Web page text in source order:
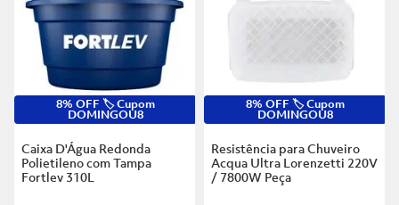
8% OFF 🏷️ Cupom
DOMINGOU8
Caixa D'Água Redonda
Polietileno com Tampa
Fortlev 310L
8% OFF 🏷️ Cupom
DOMINGOU8
Resistência para Chuveiro
Acqua Ultra Lorenzetti 220V
/ 7800W Peça